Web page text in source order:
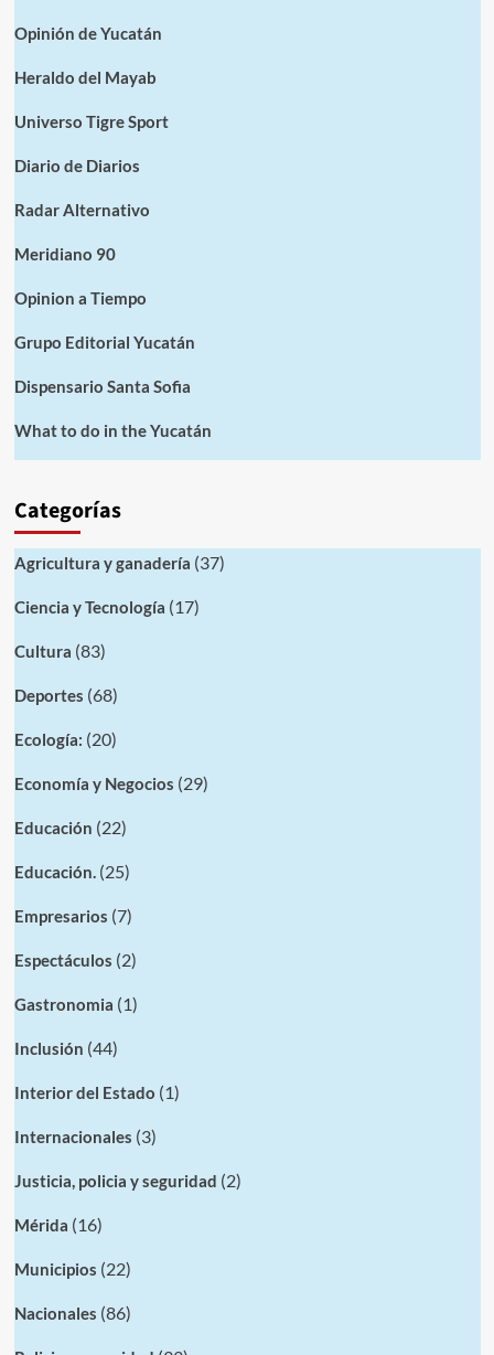
Opinión de Yucatán
Heraldo del Mayab
Universo Tigre Sport
Diario de Diarios
Radar Alternativo
Meridiano 90
Opinion a Tiempo
Grupo Editorial Yucatán
Dispensario Santa Sofia
What to do in the Yucatán
Categorías
Agricultura y ganadería (37)
Ciencia y Tecnología (17)
Cultura (83)
Deportes (68)
Ecología: (20)
Economía y Negocios (29)
Educación (22)
Educación.(25)
Empresarios (7)
Espectáculos (2)
Gastronomia (1)
Inclusión (44)
Interior del Estado (1)
Internacionales (3)
Justicia, policia y seguridad (2)
Mérida (16)
Municipios (22)
Nacionales (86)